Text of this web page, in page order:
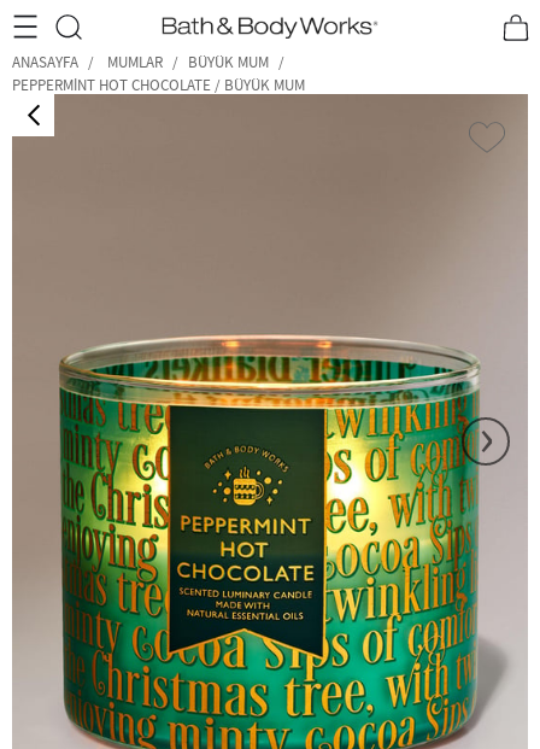
•2200₺ ve Üzeri Kargo Ücretsiz!• *Promosyon Detayları
ANASAYFA MUMLAR
BÜYÜK MUM
PEPPERMINT HOT CHOCOLATE / BÜYÜK MUM
‹ ›